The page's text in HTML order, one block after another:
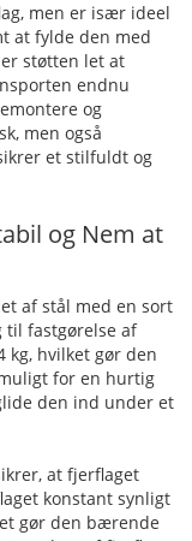
men er især ideel
at fylde den med
støtten let at
endnu
og
men også
et stilfuldt og
og Nem at
af stål med en sort
til fastgørelse af
kg, hvilket gør den
for en hurtig
den ind under et
at fjerflaget
konstant synligt
gør den bærende